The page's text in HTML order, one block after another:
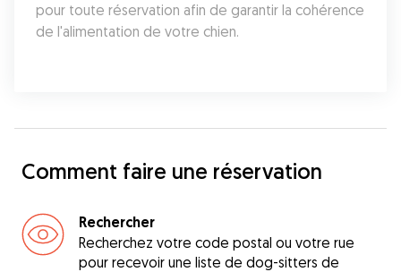
pour toute réservation afin de garantir la cohérence
de l'alimentation de votre chien.
Comment faire une réservation
Rechercher
Recherchez votre code postal ou votre rue
pour recevoir une liste de dog-sitters de